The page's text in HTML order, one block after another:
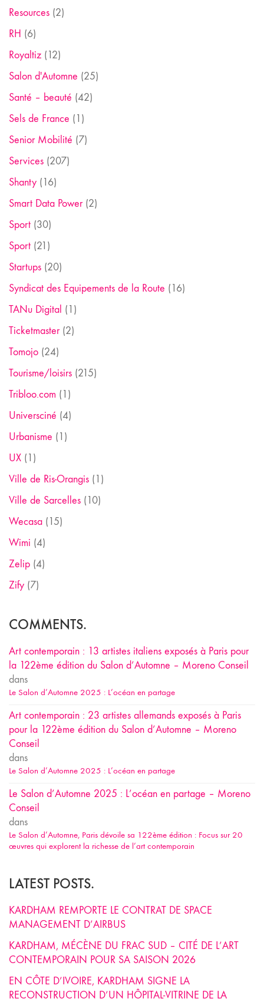
Resources (2)
RH (6)
Royaltiz (12)
Salon d'Automne (25)
Santé – beauté (42)
Sels de France (1)
Senior Mobilité (7)
Services (207)
Shanty (16)
Smart Data Power(2)
Sport (30)
Sport (21)
Startups (20)
Syndicat des Equipements de la Route (16)
TANu Digital (1)
Ticketmaster(2)
Tomojo (24)
Tourisme/loisirs (215)
Tribloo.com (1)
Universciné (4)
Urbanisme (1)
UX (1)
Ville de Ris-Orangis (1)
Ville de Sarcelles (10)
Wecasa (15)
Wimi (4)
Zelip (4)
Zify (7)
COMMENTS.
Art contemporain : 13 artistes italiens exposés à Paris pour
la 122ème édition du Salon d’Automne – Moreno Conseil
dans
Le Salon d’Automne 2025 : L’océan en partage
Art contemporain : 23 artistes allemands exposés à Paris
pour la 122ème édition du Salon d’Automne – Moreno
Conseil
dans
Le Salon d’Automne 2025 : L’océan en partage
Le Salon d’Automne 2025 : L’océan en partage – Moreno
Conseil
dans
Le Salon d’Automne, Paris dévoile sa 122ème édition : Focus sur 20
œuvres qui explorent la richesse de l’art contemporain
LATEST POSTS.
KARDHAM REMPORTE LE CONTRAT DE SPACE
MANAGEMENT D’AIRBUS
KARDHAM, MÉCÈNE DU FRAC SUD – CITÉ DE L’ART
CONTEMPORAIN POUR SA SAISON 2026
EN CÔTE D’IVOIRE, KARDHAM SIGNE LA
RECONSTRUCTION D’UN HÔPITAL-VITRINE DE LA